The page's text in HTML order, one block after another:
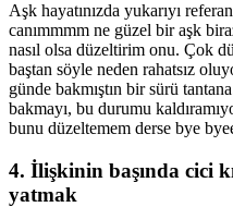
Aşk hayatınızda yukarıyı
canımmmm ne güzel bir aşk
nasıl olsa düzeltirim onu. Çok
baştan söyle neden rahatsız
günde bakmıştın bir sürü
bakmayı, bu durumu
bunu düzeltemem derse bye
4. İlişkinin başında cici
yatmak